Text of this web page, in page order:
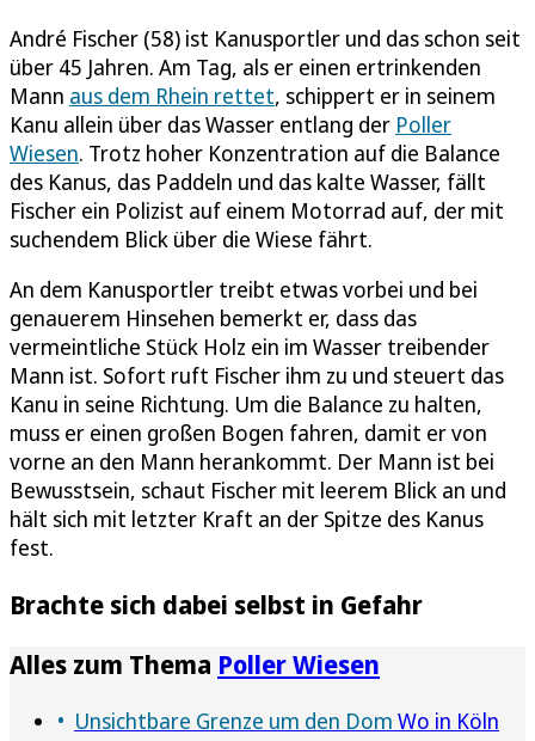
André Fischer (58) ist Kanusportler und das schon seit
über 45 Jahren. Am Tag, als er einen ertrinkenden
Mann aus dem Rhein rettet, schippert er in seinem
Kanu allein über das Wasser entlang der Poller
Wiesen. Trotz hoher Konzentration auf die Balance
des Kanus, das Paddeln und das kalte Wasser, fällt
Fischer ein Polizist auf einem Motorrad auf, der mit
suchendem Blick über die Wiese fährt.
An dem Kanusportler treibt etwas vorbei und bei
genauerem Hinsehen bemerkt er, dass das
vermeintliche Stück Holz ein im Wasser treibender
Mann ist. Sofort ruft Fischer ihm zu und steuert das
Kanu in seine Richtung. Um die Balance zu halten,
muss er einen großen Bogen fahren, damit er von
vorne an den Mann herankommt. Der Mann ist bei
Bewusstsein, schaut Fischer mit leerem Blick an und
hält sich mit letzter Kraft an der Spitze des Kanus
fest.
Brachte sich dabei selbst in Gefahr
Alles zum Thema Poller Wiesen
Unsichtbare Grenze um den Dom Wo in Köln